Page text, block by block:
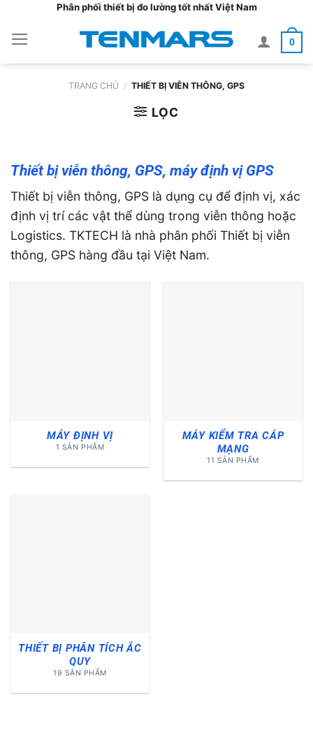
nội
dung
Phân phối thiết bị đo lường tốt nhất Việt Nam
0
TRANG CHỦ / THIẾT BỊ VIỄN THÔNG, GPS
LỌC
Thiết bị viễn thông, GPS, máy định vị GPS
Thiết bị viễn thông, GPS là dụng cụ để định vị, xác
định vị trí các vật thể dùng trong viễn thông hoặc
Logistics. TKTECH là nhà phân phối Thiết bị viễn
thông, GPS hàng đầu tại Việt Nam.
MÁY ĐỊNH VỊ
1 SẢN PHẨM
MÁY KIỂM TRA CÁP
MẠNG
11 SẢN PHẨM
THIẾT BỊ PHÂN TÍCH ẮC
QUY
19 SẢN PHẨM